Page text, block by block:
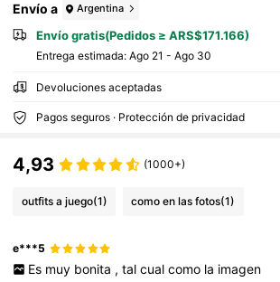
Envío a Argentina
Envío gratis(Pedidos ≥ ARS$171.166)
Entrega estimada: Ago 21 - Ago 30
Devoluciones aceptadas
Pagos seguros · Protección de privacidad
4,93 (1000+)
outfits a juego(1) como en las fotos(1)
e***5
Es muy bonita , tal cual como la imagen